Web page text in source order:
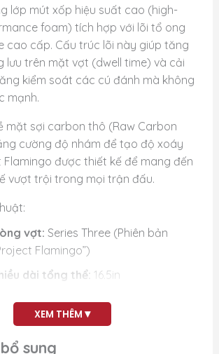
lớp mút xốp hiệu suất cao (high-
foam) tích hợp với lõi tổ ong
cao cấp. Cấu trúc lõi này giúp tăng
lưu trên mặt vợt (dwell time) và cải
kiểm soát các cú đánh mà không
mạnh.
mặt sợi carbon thô (Raw Carbon
cường độ nhám để tạo độ xoáy
được thiết kế để mang đến
vượt trội trong mọi trận đấu.
vợt: Series Three (Phiên bản
Flamingo”)
dài tổng thể: 16.5in
rộng:7.5in
dày:15mm
lượng trung bình:
XEM THÊM ▾
sung